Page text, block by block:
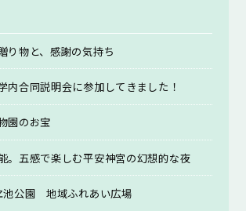
り物と、感謝の気持ち
内合同説明会に参加してきました！
園のお宝
。五感で楽しむ平安神宮の幻想的な夜
池公園 地域ふれあい広場